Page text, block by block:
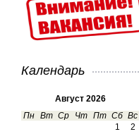
Календарь
Август 2026
Пн Вт Ср Чт Пт Сб Вс
1
2